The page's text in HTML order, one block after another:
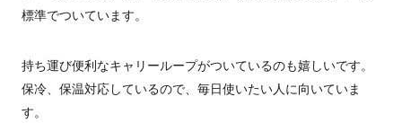
標準でついています。
持ち運び便利なキャリーループがついているのも嬉しいです。
保冷、保温対応しているので、毎日使いたい人に向いていま
す。